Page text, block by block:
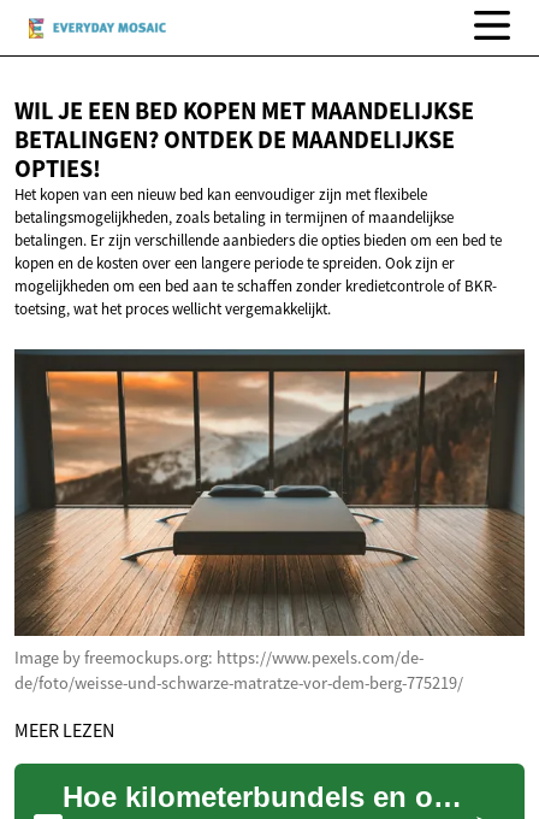
WIL JE EEN BED KOPEN MET MAANDELIJKSE
BETALINGEN? ONTDEK DE MAANDELIJKSE
OPTIES!
Het kopen van een nieuw bed kan eenvoudiger zijn met flexibele
betalingsmogelijkheden, zoals betaling in termijnen of maandelijkse
betalingen. Er zijn verschillende aanbieders die opties bieden om een bed te
kopen en de kosten over een langere periode te spreiden. Ook zijn er
mogelijkheden om een bed aan te schaffen zonder kredietcontrole of BKR-
toetsing, wat het proces wellicht vergemakkelijkt.
Image by freemockups.org: https://www.pexels.com/de-
de/foto/weisse-und-schwarze-matratze-vor-dem-berg-775219/
MEER LEZEN
Hoe kilometerbundels en onderhoudsopties je maandelijkse kosten vormen